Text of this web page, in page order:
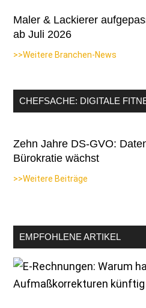
Maler & Lackierer
ab Juli 2026
>>Weitere Branchen-News
CHEFSACHE: DIGITALE
Zehn Jahre DS-GVO:
Bürokratie wächst
>>Weitere Beiträge
EMPFOHLENE ARTIKEL